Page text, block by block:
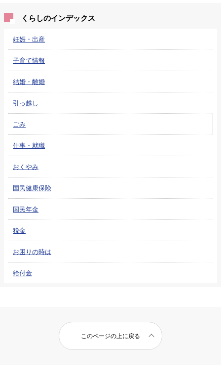
くらしのインデックス
妊娠・出産
子育て情報
結婚・離婚
引っ越し
ごみ
仕事・就職
おくやみ
国民健康保険
国民年金
税金
お困りの時は
給付金
このページの上に戻る